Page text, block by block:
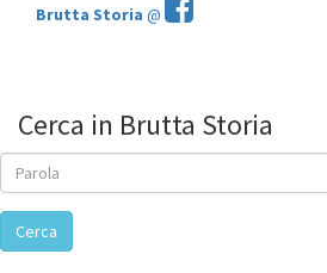
Brutta Storia @
Cerca in Brutta Storia
Cerca